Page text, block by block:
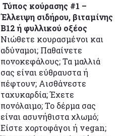
Τύπος κούρασης #1 –
Έλλειψη σιδήρου, βιταμίνης
B12 ή φυλλικού οξέος
Νιώθετε κουρασμένοι και
αδύναμοι; Παθαίνετε
πονοκεφάλους; Τα μαλλιά
σας είναι εύθραυστα ή
πέφτουν; Αισθάνεστε
ταχυκαρδία; Έχετε
πονόλαιμο; Το δέρμα σας
είναι ασυνήθιστα χλωμό;
Είστε χορτοφάγοι ή vegan;